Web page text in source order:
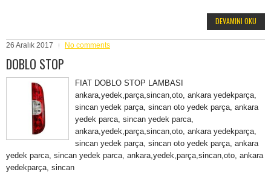
DEVAMINI OKU
26 Aralık 2017 No comments
DOBLO STOP
FIAT DOBLO STOP LAMBASI
ankara,yedek,parça,sincan,oto, ankara yedekparça,
sincan yedek parça, sincan oto yedek parça, ankara
yedek parca, sincan yedek parca,
ankara,yedek,parça,sincan,oto, ankara yedekparça,
sincan yedek parça, sincan oto yedek parça, ankara
yedek parca, sincan yedek parca, ankara,yedek,parça,sincan,oto, ankara
yedekparça, sincan